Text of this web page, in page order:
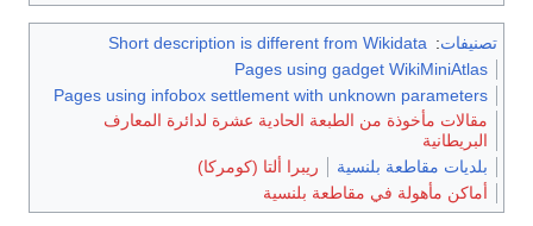
Short
Pages using infobox
لدائرة المعارف